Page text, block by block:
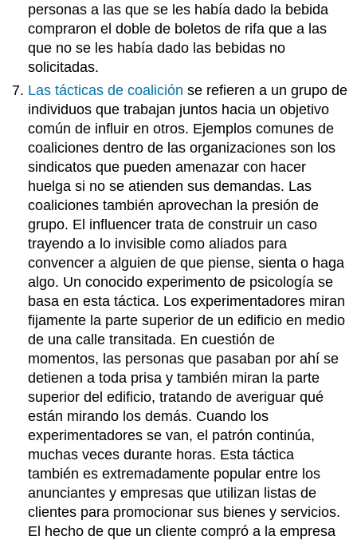
personas a las que se les había dado la bebida
compraron el doble de boletos de rifa que a las
que no se les había dado las bebidas no
solicitadas.
Las tácticas de coalición se refieren a un grupo de
individuos que trabajan juntos hacia un objetivo
común de influir en otros. Ejemplos comunes de
coaliciones dentro de las organizaciones son los
sindicatos que pueden amenazar con hacer
huelga si no se atienden sus demandas. Las
coaliciones también aprovechan la presión de
grupo. El influencer trata de construir un caso
trayendo a lo invisible como aliados para
convencer a alguien de que piense, sienta o haga
algo. Un conocido experimento de psicología se
basa en esta táctica. Los experimentadores miran
fijamente la parte superior de un edificio en medio
de una calle transitada. En cuestión de
momentos, las personas que pasaban por ahí se
detienen a toda prisa y también miran la parte
superior del edificio, tratando de averiguar qué
están mirando los demás. Cuando los
experimentadores se van, el patrón continúa,
muchas veces durante horas. Esta táctica
también es extremadamente popular entre los
anunciantes y empresas que utilizan listas de
clientes para promocionar sus bienes y servicios.
El hecho de que un cliente compró a la empresa